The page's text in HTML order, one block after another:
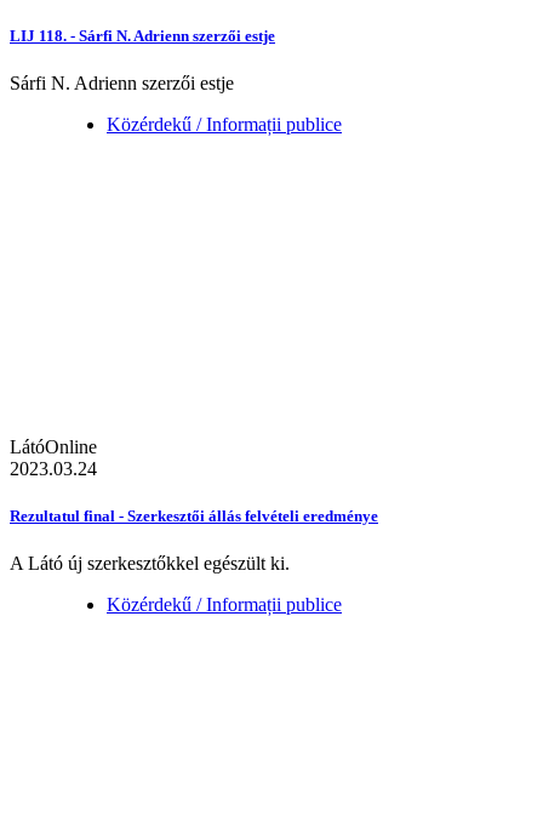
LIJ 118. - Sárfi N. Adrienn szerzői estje
Sárfi N. Adrienn szerzői estje
Közérdekű / Informații publice
LátóOnline
2023.03.24
Rezultatul final - Szerkesztői állás felvételi eredménye
A Látó új szerkesztőkkel egészült ki.
Közérdekű / Informații publice